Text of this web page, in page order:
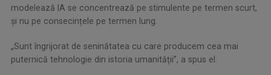
modelează IA se concentrează pe stimulente pe termen scurt,
și nu pe consecințele pe termen lung.
„Sunt îngrijorat de seninătatea cu care producem cea mai
puternică tehnologie din istoria umanității”, a spus el.